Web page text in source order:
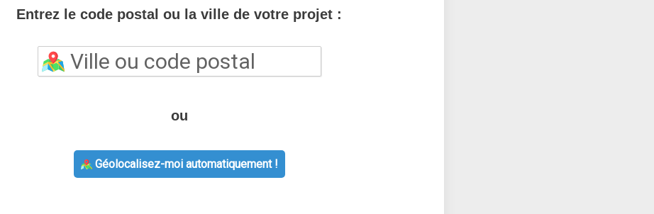
Entrez le code postal ou la ville de votre projet :
ou
Géolocalisez-moi automatiquement !